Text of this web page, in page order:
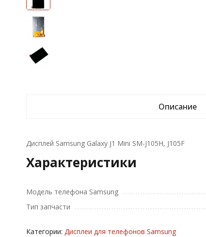
Описание
Дисплей Samsung Galaxy J1 Mini SM-J105H, J105F
Характеристики
Модель телефона Samsung
Тип запчасти
Категории: Дисплеи для телефонов Samsung